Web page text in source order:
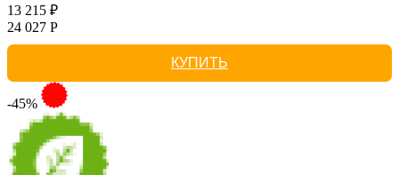
13 215 ₽
24 027 Р
КУПИТЬ
-45%